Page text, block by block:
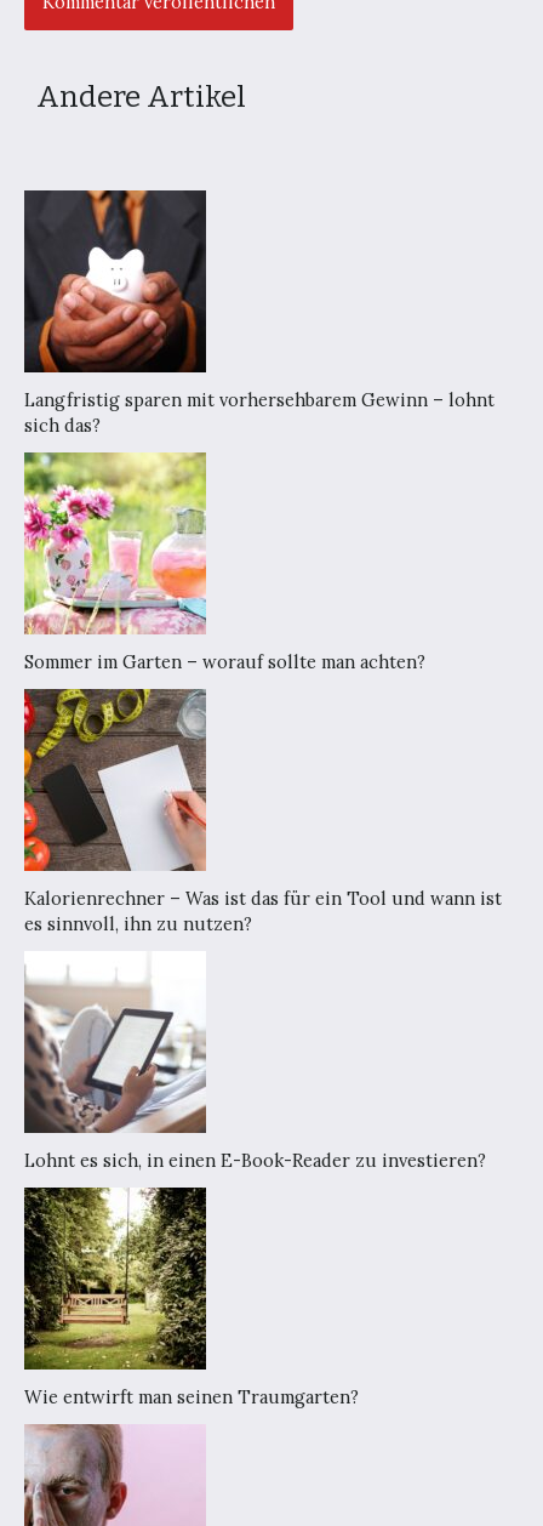
Andere Artikel
Langfristig sparen mit vorhersehbarem Gewinn – lohnt
sich das?
Sommer im Garten – worauf sollte man achten?
Kalorienrechner – Was ist das für ein Tool und wann ist
es sinnvoll, ihn zu nutzen?
Lohnt es sich, in einen E-Book-Reader zu investieren?
Wie entwirft man seinen Traumgarten?